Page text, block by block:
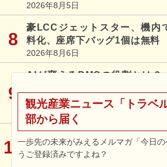
2026年8月5日
豪LCCジェットスター、機内
料化、座席下バッグ1個は無料
2026年8月6日
AIが変えるDMOの役割とは
（DaaS）が必要な理由【外電
2026年8月4日
Z世代富裕層8カ国の旅行志向
数グループ化は前年比17％増
2026年8月5日
観光産業ニュース「トラベ
部から届く
一歩先の未来がみえるメルマガ「今日
うご登録済みですよね？